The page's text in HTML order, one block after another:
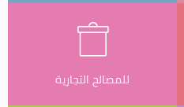
للمصالح التجارية